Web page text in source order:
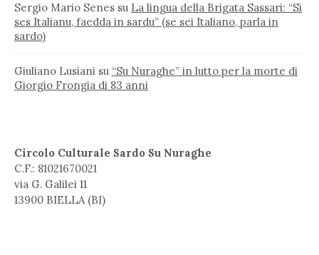
Sergio Mario Senes su La lingua della Brigata Sassari: “Si
ses Italianu, faedda in sardu” (se sei Italiano, parla in
sardo)
Giuliano Lusiani su “Su Nuraghe” in lutto per la morte di
Giorgio Frongia di 83 anni
Circolo Culturale Sardo Su Nuraghe
C.F.: 81021670021
via G. Galilei 11
13900 BIELLA (BI)